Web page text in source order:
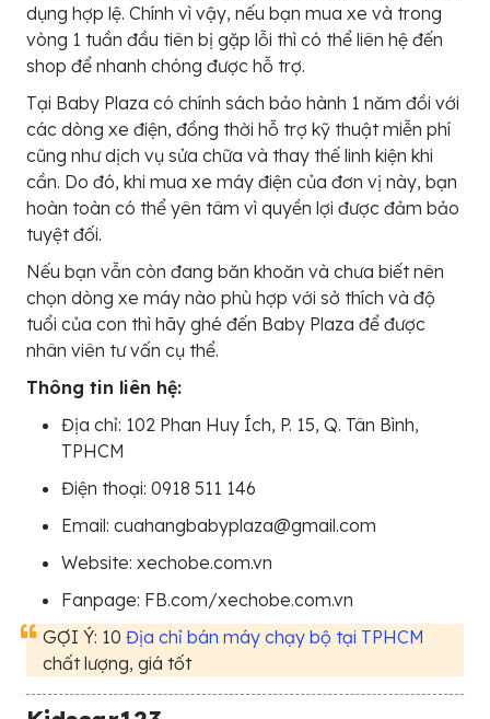
dụng hợp lệ. Chính vì vậy, nếu bạn mua xe và trong
vòng 1 tuần đầu tiên bị gặp lỗi thì có thể liên hệ đến
shop để nhanh chóng được hỗ trợ.
Tại Baby Plaza có chính sách bảo hành 1 năm đồi với
các dòng xe điện, đồng thời hỗ trợ kỹ thuật miễn phí
cũng như dịch vụ sửa chữa và thay thế linh kiện khi
cần. Do đó, khi mua xe máy điện của đơn vị này, bạn
hoàn toàn có thể yên tâm vì quyền lợi được đảm bảo
tuyệt đối.
Nếu bạn vẫn còn đang băn khoăn và chưa biết nên
chọn dòng xe máy nào phù hợp với sở thích và độ
tuổi của con thì hãy ghé đến Baby Plaza để được
nhân viên tư vấn cụ thể.
Thông tin liên hệ:
Địa chỉ: 102 Phan Huy Ích, P. 15, Q. Tân Bình,
TPHCM
Điện thoại: 0918 511 146
Email: cuahangbabyplaza@gmail.com
Website: xechobe.com.vn
Fanpage: FB.com/xechobe.com.vn
GỢI Ý: 10 Địa chỉ bán máy chạy bộ tại TPHCM
chất lượng, giá tốt